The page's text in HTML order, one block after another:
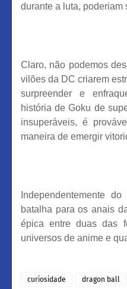
durante a luta, poderiam
Claro, não podemos
vilões da DC criarem
surpreender e
história de Goku de
insuperáveis, é
maneira de emergir
Independentemente
batalha para os anais
épica entre duas das
universos de anime e
curiosidade dragon ball